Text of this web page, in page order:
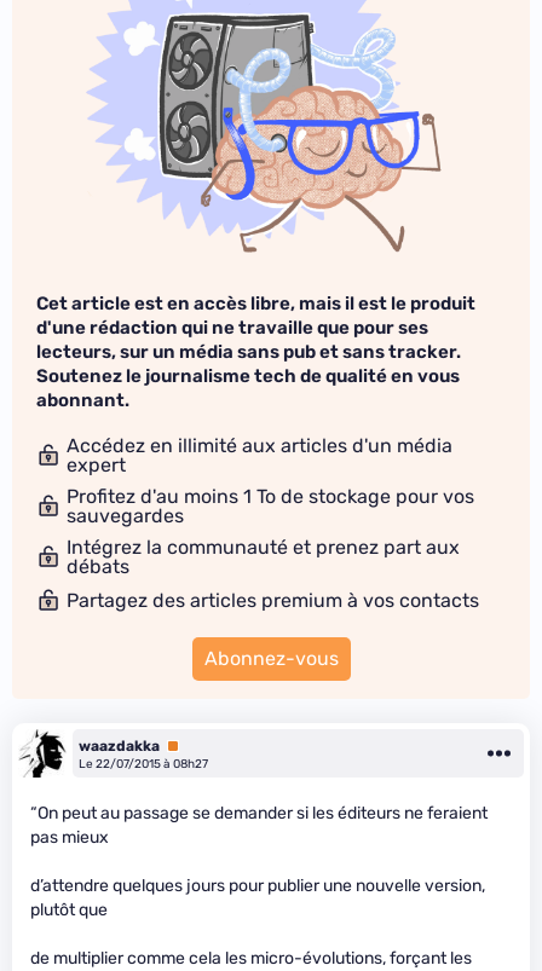
Cet article est en accès libre, mais il est le produit
d'une rédaction qui ne travaille que pour ses
lecteurs, sur un média sans pub et sans tracker.
Soutenez le journalisme tech de qualité en vous
abonnant.
Accédez en illimité aux articles d'un média
expert
Profitez d'au moins 1 To de stockage pour vos
sauvegardes
Intégrez la communauté et prenez part aux
débats
Partagez des articles premium à vos contacts
Abonnez-vous
waazdakka Premium
Le 22/07/2015 à 08h27
“On peut au passage se demander si les éditeurs ne feraient
pas mieux
d’attendre quelques jours pour publier une nouvelle version,
plutôt que
de multiplier comme cela les micro-évolutions, forçant les